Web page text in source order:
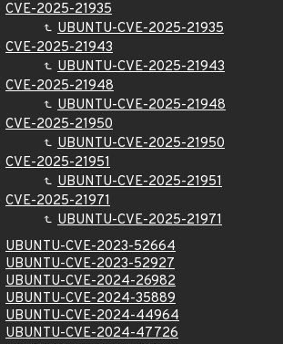
CVE-2025-21935
UBUNTU-CVE-2025-21935
CVE-2025-21943
UBUNTU-CVE-2025-21943
CVE-2025-21948
UBUNTU-CVE-2025-21948
CVE-2025-21950
UBUNTU-CVE-2025-21950
CVE-2025-21951
UBUNTU-CVE-2025-21951
CVE-2025-21971
UBUNTU-CVE-2025-21971
UBUNTU-CVE-2023-52664
UBUNTU-CVE-2023-52927
UBUNTU-CVE-2024-26982
UBUNTU-CVE-2024-35889
UBUNTU-CVE-2024-44964
UBUNTU-CVE-2024-47726